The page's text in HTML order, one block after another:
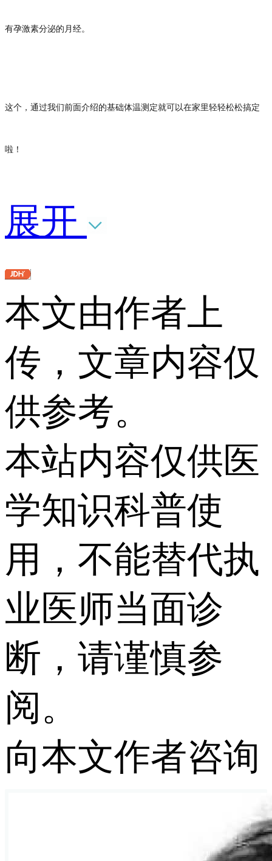
有孕激素分泌的月经。
这个，通过我们前面介绍的基础体温测定就可以在家里轻轻松松搞定
啦！
展开
本文由作者上
传，文章内容仅
供参考。
本站内容仅供医
学知识科普使
用，不能替代执
业医师当面诊
断，请谨慎参
阅。
向本文作者咨询